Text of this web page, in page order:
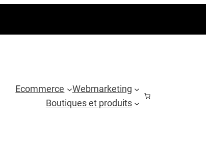
Ecommerce
Webmarketing
Boutiques et produits